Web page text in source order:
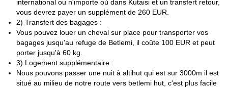
international ou n'importe où dans Kutaisi et un transfert retour,
vous devrez payer un supplément de 260 EUR.
2) Transfert des bagages :
Vous pouvez louer un cheval sur place pour transporter vos
bagages jusqu'au refuge de Betlemi, il coûte 100 EUR et peut
porter jusqu'à 60 kg.
3) Logement supplémentaire :
Nous pouvons passer une nuit à altihut qui est sur 3000m il est
situé au milieu de notre route vers betlemi hut, c'est plus facile